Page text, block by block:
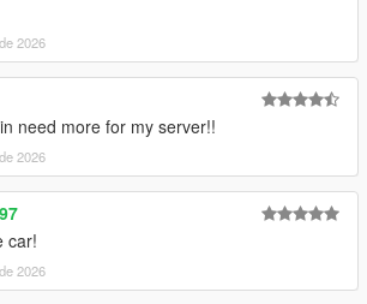
2026
need more for my server!!
2026
car!
2026